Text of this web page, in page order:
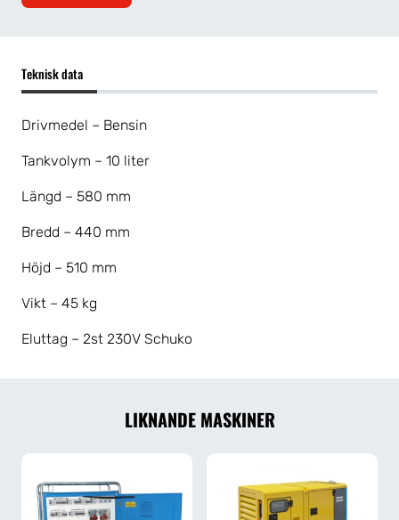
Teknisk data
Drivmedel – Bensin
Tankvolym – 10 liter
Längd – 580 mm
Bredd – 440 mm
Höjd – 510 mm
Vikt – 45 kg
Eluttag – 2st 230V Schuko
LIKNANDE MASKINER